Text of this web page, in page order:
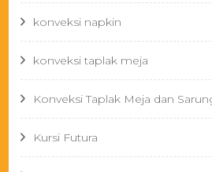
konveksi napkin
konveksi taplak meja
Konveksi Taplak Meja dan
Kursi Futura